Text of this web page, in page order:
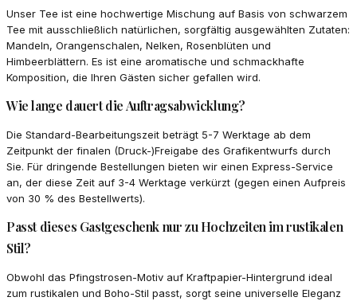
Unser Tee ist eine hochwertige Mischung auf Basis von schwarzem
Tee mit ausschließlich natürlichen, sorgfältig ausgewählten Zutaten:
Mandeln, Orangenschalen, Nelken, Rosenblüten und
Himbeerblättern. Es ist eine aromatische und schmackhafte
Komposition, die Ihren Gästen sicher gefallen wird.
Wie lange dauert die Auftragsabwicklung?
Die Standard-Bearbeitungszeit beträgt 5-7 Werktage ab dem
Zeitpunkt der finalen (Druck-)Freigabe des Grafikentwurfs durch
Sie. Für dringende Bestellungen bieten wir einen Express-Service
an, der diese Zeit auf 3-4 Werktage verkürzt (gegen einen Aufpreis
von 30 % des Bestellwerts).
Passt dieses Gastgeschenk nur zu Hochzeiten im rustikalen
Stil?
Obwohl das Pfingstrosen-Motiv auf Kraftpapier-Hintergrund ideal
zum rustikalen und Boho-Stil passt, sorgt seine universelle Eleganz